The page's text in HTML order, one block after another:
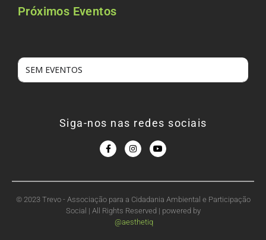
Próximos Eventos
SEM EVENTOS
Siga-nos nas redes sociais
© 2023 Trevo - Associação para a Cidadania Ambiental e Participação
Social | All Rights Reserved | powered by
@aesthetiq